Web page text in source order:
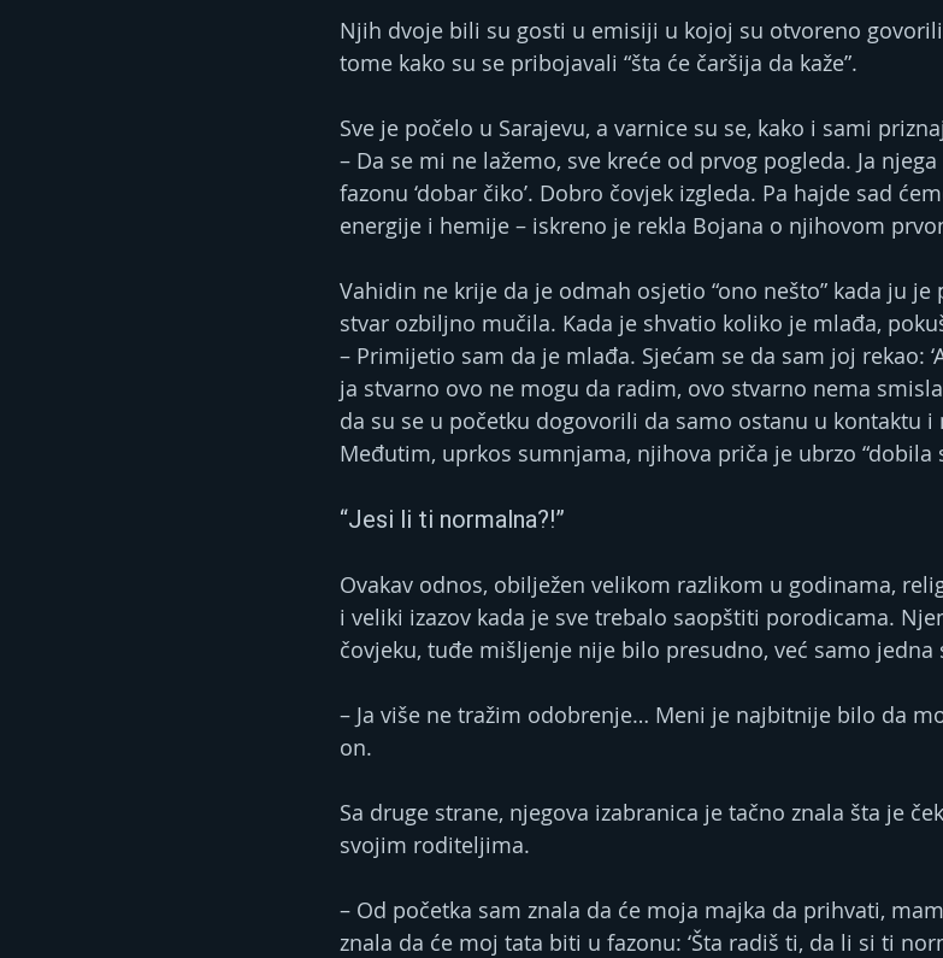
Njih dvoje bili su gosti u emisiji u kojoj su otvoreno
tome kako su se pribojavali “šta će čaršija da kaže”.
Sve je počelo u Sarajevu, a varnice su se, kako i sami
– Da se mi ne lažemo, sve kreće od prvog pogleda. Ja
fazonu ‘dobar čiko’. Dobro čovjek izgleda. Pa hajde sad
energije i hemije – iskreno je rekla Bojana o njihovom
Vahidin ne krije da je odmah osjetio “ono nešto” kada ju
stvar ozbiljno mučila. Kada je shvatio koliko je mlađa,
– Primijetio sam da je mlađa. Sjećam se da sam joj rekao:
ja stvarno ovo ne mogu da radim, ovo stvarno nema
da su se u početku dogovorili da samo ostanu u kontaktu
Međutim, uprkos sumnjama, njihova priča je ubrzo “dobila
“Jesi li ti normalna?!”
Ovakav odnos, obilježen velikom razlikom u godinama,
i veliki izazov kada je sve trebalo saopštiti porodicama.
čovjeku, tuđe mišljenje nije bilo presudno, već samo jedna
– Ja više ne tražim odobrenje… Meni je najbitnije bilo da
on.
Sa druge strane, njegova izabranica je tačno znala šta je
svojim roditeljima.
– Od početka sam znala da će moja majka da prihvati,
znala da će moj tata biti u fazonu: ‘Šta radiš ti, da li si ti